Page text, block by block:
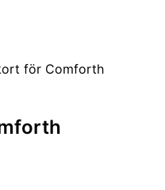
för Comforth